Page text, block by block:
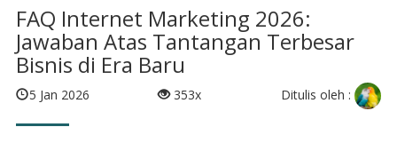
FAQ Internet Marketing 2026:
Jawaban Atas Tantangan Terbesar
Bisnis di Era Baru
5 Jan 2026 353x Ditulis oleh :